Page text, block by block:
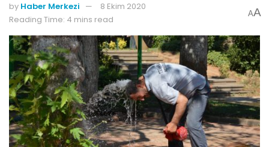
by Haber Merkezi
8 Ekim 2020
Reading Time: 4 mins read
AA